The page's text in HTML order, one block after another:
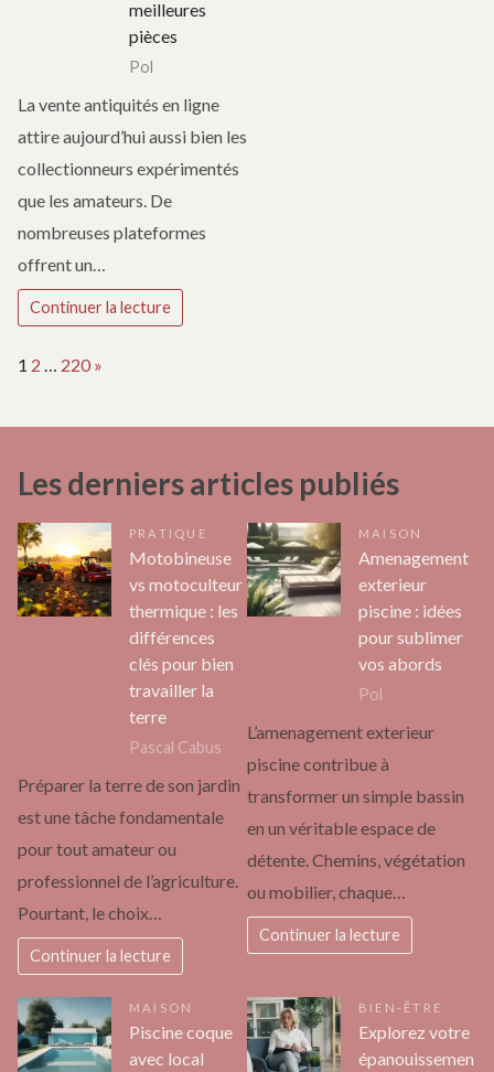
meilleures
pièces
Pol
La vente antiquités en ligne
attire aujourd’hui aussi bien les
collectionneurs expérimentés
que les amateurs. De
nombreuses plateformes
offrent un…
Continuer la lecture
Page:
1 2 220 Next
»
Les derniers articles publiés
PRATIQUE
Motobineuse
vs motoculteur
thermique : les
différences
clés pour bien
travailler la
terre
Pascal Cabus
Préparer la terre de son jardin
est une tâche fondamentale
pour tout amateur ou
professionnel de l’agriculture.
Pourtant, le choix…
Continuer la lecture
MAISON
Amenagement
exterieur
piscine : idées
pour sublimer
vos abords
Pol
L’amenagement exterieur
piscine contribue à
transformer un simple bassin
en un véritable espace de
détente. Chemins, végétation
ou mobilier, chaque…
Continuer la lecture
MAISON
Piscine coque
avec local
BIEN-ÊTRE
Explorez votre
épanouissemen